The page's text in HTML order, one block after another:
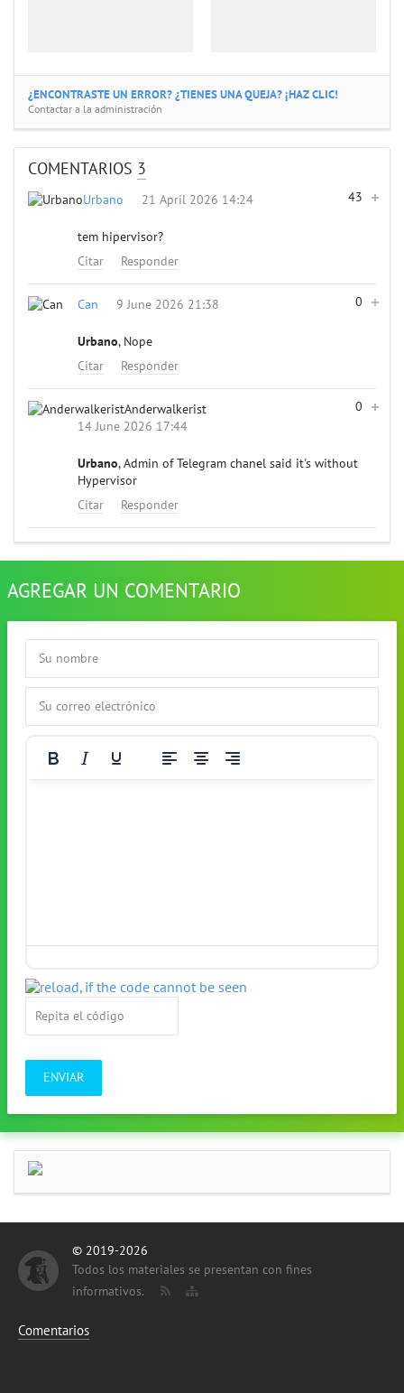
¿ENCONTRASTE UN ERROR? ¿TIENES UNA QUEJA? ¡HAZ CLIC!
Contactar a la administración
COMENTARIOS 3
43
Urbano 21 April 2026 14:24
tem hipervisor?
Citar
Responder
0
Can 9 June 2026 21:38
Urbano, Nope
Citar
Responder
0
Anderwalkerist
14 June 2026 17:44
Urbano, Admin of Telegram chanel said it's without
Hypervisor
Citar
Responder
AGREGAR UN COMENTARIO
ENVIAR
© 2019-2026
Todos los materiales se presentan con fines
informativos.
Comentarios